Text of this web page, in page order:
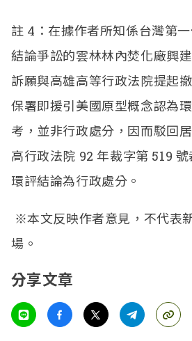
註 4 ：在據作者所知係台灣第
結論爭訟的雲林林內焚化廠興
訴願與高雄高等行政法院提起
保署即援引美國原型概念認為
考，並非行政處分，因而駁回
高行政法院 92年裁字第 519 號
環評結論為行政處分。
※本文反映作者意見，不代表
場。
分享文章